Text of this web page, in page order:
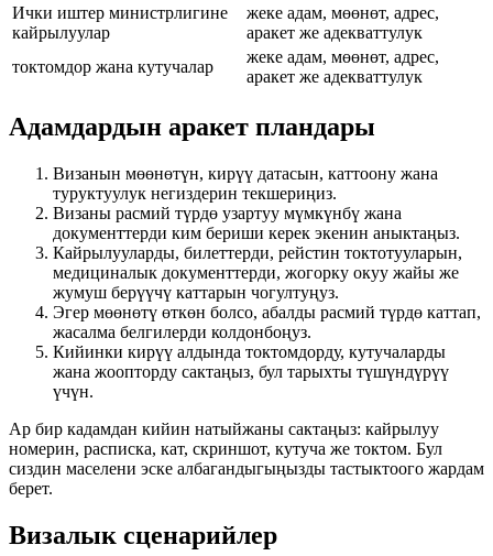
Ички иштер министрлигине
кайрылуулар
жеке адам, мөөнөт, адрес,
аракет же адекваттулук
токтомдор жана кутучалар
жеке адам, мөөнөт, адрес,
аракет же адекваттулук
Адамдардын аракет пландары
Визанын мөөнөтүн, кирүү датасын, каттоону жана
туруктуулук негиздерин текшериңиз.
Визаны расмий түрдө узартуу мүмкүнбү жана
документтерди ким бериши керек экенин аныктаңыз.
Кайрылууларды, билеттерди, рейстин токтотууларын,
медициналык документтерди, жогорку окуу жайы же
жумуш берүүчү каттарын чогултуңуз.
Эгер мөөнөтү өткөн болсо, абалды расмий түрдө каттап,
жасалма белгилерди колдонбоңуз.
Кийинки кирүү алдында токтомдорду, кутучаларды
жана жоопторду сактаңыз, бул тарыхты түшүндүрүү
үчүн.
Ар бир кадамдан кийин натыйжаны сактаңыз: кайрылуу
номерин, расписка, кат, скриншот, кутуча же токтом. Бул
сиздин маселени эске албагандыгыңызды тастыктоого жардам
берет.
Визалык сценарийлер